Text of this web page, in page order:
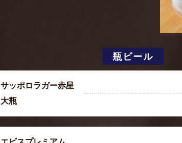
瓶ビール
サッポロラガー赤星
大瓶